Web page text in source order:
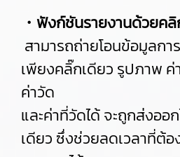
・ฟังก์ชันรายงานด้วยค
สามารถถ่ายโอนข้อมูลกา
เพียงคลิ๊กเดียว รูปภาพ
ค่าวัด
และค่าที่วัดได้ จะถูกส่งออ
เดียว ซึ่งช่วยลดเวลาที่ต้อ